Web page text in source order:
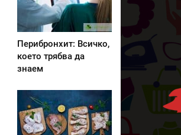
Перибронхит: Всичко,
което трябва да
знаем